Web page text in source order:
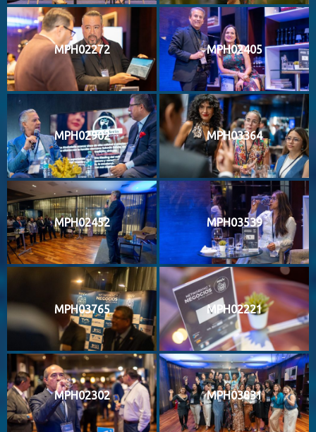
MPH02272 MPH02405
MPH02902 MPH03364
MPH02452 MPH03539
MPH03765 MPH02221
MPH02302 MPH03831